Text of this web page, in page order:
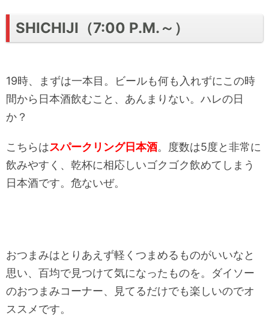
SHICHIJI（7:00 P.M.～）
19時、まずは一本目。ビールも何も入れずにこの時
間から日本酒飲むこと、あんまりない。ハレの日
か？
こちらはスパークリング日本酒。度数は5度と非常に
飲みやすく、乾杯に相応しいゴクゴク飲めてしまう
日本酒です。危ないぜ。
おつまみはとりあえず軽くつまめるものがいいなと
思い、百均で見つけて気になったものを。ダイソー
のおつまみコーナー、見てるだけでも楽しいのでオ
ススメです。